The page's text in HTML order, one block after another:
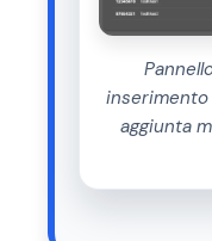
inserimento
aggiunta